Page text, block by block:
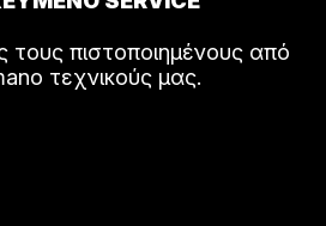
τους πιστοποιημένους από
τεχνικούς μας.